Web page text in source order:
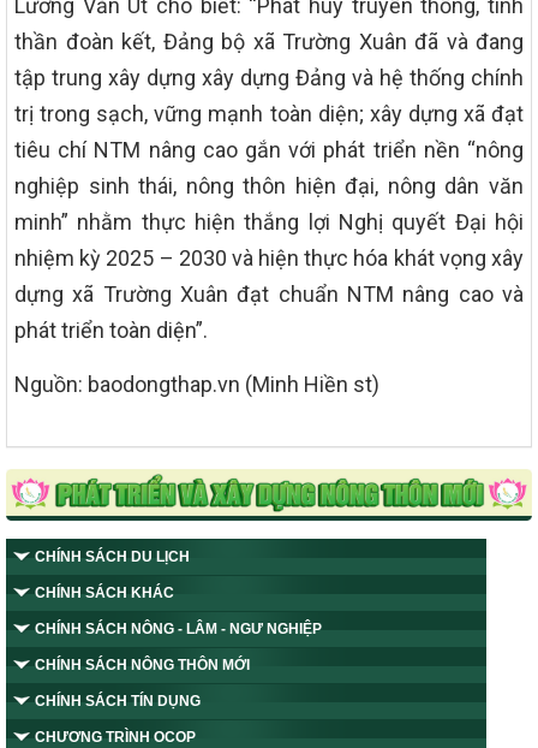
thần đoàn kết, Đảng bộ xã Trường Xuân đã và đang
tập trung xây dựng xây dựng Đảng và hệ thống chính
trị trong sạch, vững mạnh toàn diện; xây dựng xã đạt
tiêu chí NTM nâng cao gắn với phát triển nền “nông
nghiệp sinh thái, nông thôn hiện đại, nông dân văn
minh” nhằm thực hiện thắng lợi Nghị quyết Đại hội
nhiệm kỳ 2025 – 2030 và hiện thực hóa khát vọng xây
dựng xã Trường Xuân đạt chuẩn NTM nâng cao và
phát triển toàn diện”.
Nguồn: baodongthap.vn (Minh Hiền st)
CHÍNH SÁCH DU LỊCH
CHÍNH SÁCH KHÁC
CHÍNH SÁCH NÔNG - LÂM - NGƯ NGHIỆP
CHÍNH SÁCH NÔNG THÔN MỚI
CHÍNH SÁCH TÍN DỤNG
CHƯƠNG TRÌNH OCOP